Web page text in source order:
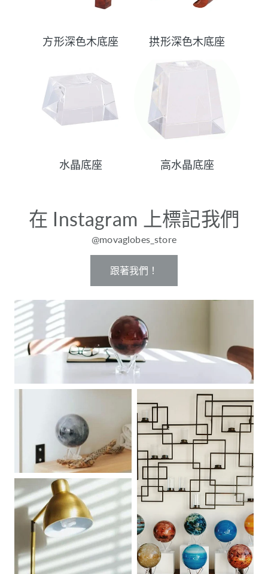
方形深色木底座 拱形深色木底座
水晶底座 高水晶底座
在 Instagram 上標記我們
@movaglobes_store
跟著我們！